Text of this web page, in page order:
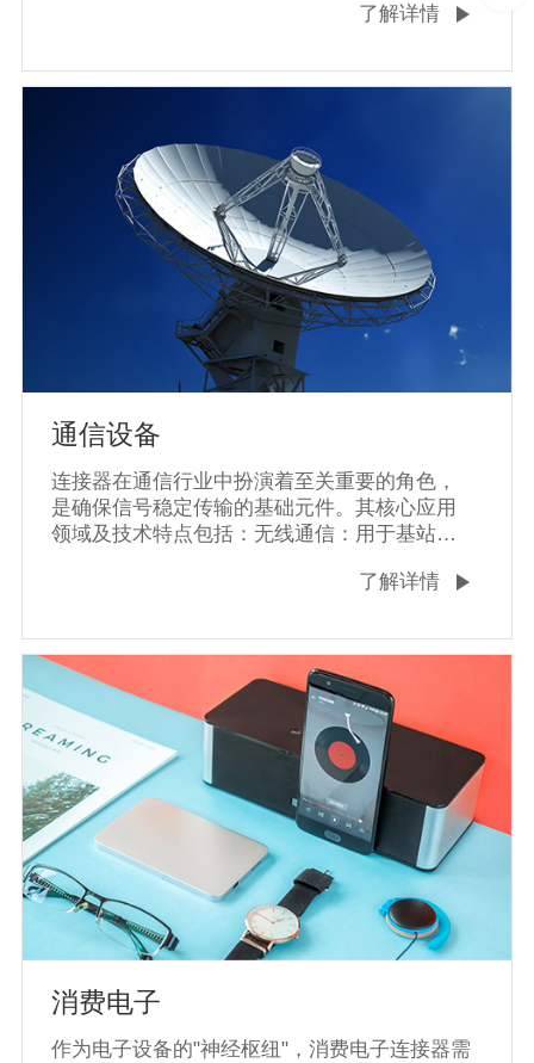
件‌；保障数据在CPU、内存、硬盘等组件间的
32GT/s‌；需满足高可靠性要求，如SAS连接器
了解详情
通信设备
连接器在通信行业中扮演着至关重要的角色，
是确保信号稳定传输的基础元件。其核心应用
领域及技术特点包括：‌无线通信‌：用于基站天
信号传输‌；高速连接器（如RJ45、M12）实现
求‌；光连接器（如LC、SC）用于光纤干线，插
损≤0.5dB，确保长距离信号完整性；毫米波频
段连接器需抗干扰、低延迟，支撑基站密集部
署。 技术要求包括：接触电阻需低至毫欧级，
绝缘电阻达千兆欧，以降低信号损耗‌；耐温范
围-40℃~85℃（如矿用连接器），防护等级
IP67（防水防尘‌）；插拔次数≥500次（如7/8航
空插头），确保长期可靠性。 通信连接器占全
球市场22%份额‌；5G和物联网推动需求向高速
化（如LVDS技术‌）、智能化（集成传感器）发
展。中国作为主要生产地，技术迭代加速‌
了解详情
消费电子
作为电子设备的"神经枢纽"，消费电子连接器需